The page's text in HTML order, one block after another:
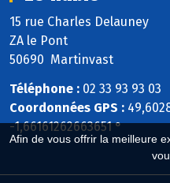
Afin de vous offrir la meilleure
15 rue Charles Delauney
ZA le Pont
50690 Martinvast
Téléphone : 02 33 93 93 03
Coordonnées GPS :
-1,66161262663651 °